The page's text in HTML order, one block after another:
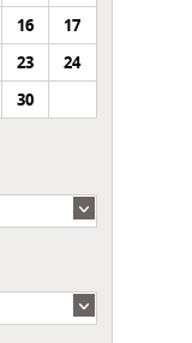
16
17
23
24
30